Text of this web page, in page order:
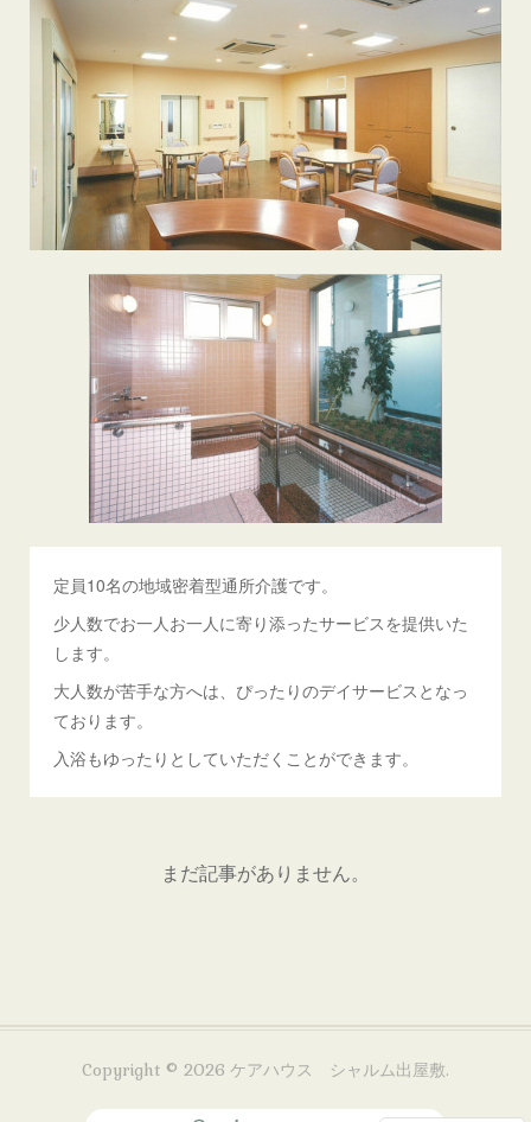
定員10名の地域密着型通所介護です。
少人数でお一人お一人に寄り添ったサービスを提供いた
します。
大人数が苦手な方へは、ぴったりのデイサービスとなっ
ております。
入浴もゆったりとしていただくことができます。
まだ記事がありません。
Copyright © 2026 ケアハウス シャルム出屋敷.